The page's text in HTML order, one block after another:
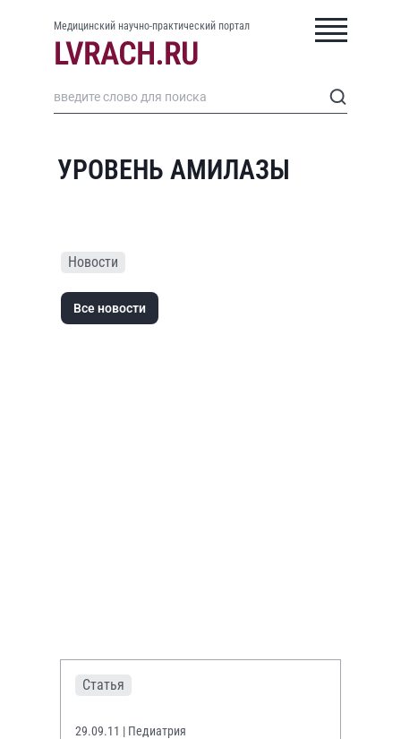
Медицинский научно-практический портал
УРОВЕНЬ АМИЛАЗЫ
Новости
Все новости
Статья
29.09.11 | Педиатрия